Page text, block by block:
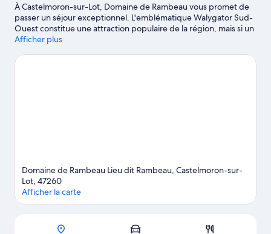
À Castelmoron-sur-Lot, Domaine de Rambeau vous promet de
passer un séjour exceptionnel. L'emblématique Walygator Sud-
Ouest constitue une attraction populaire de la région, mais si un
minimum d'action est à l'ordre du jour, les sympathiques Golf de
Pensez également à ajouter Landes de Gascogne à votre liste de
Afficher plus
Domaine de Rambeau Lieu dit Rambeau, Castelmoron-sur-
Lot, 47260
Afficher la carte